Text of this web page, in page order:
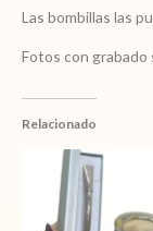
Las bombillas las
Fotos con grabado
Relacionado